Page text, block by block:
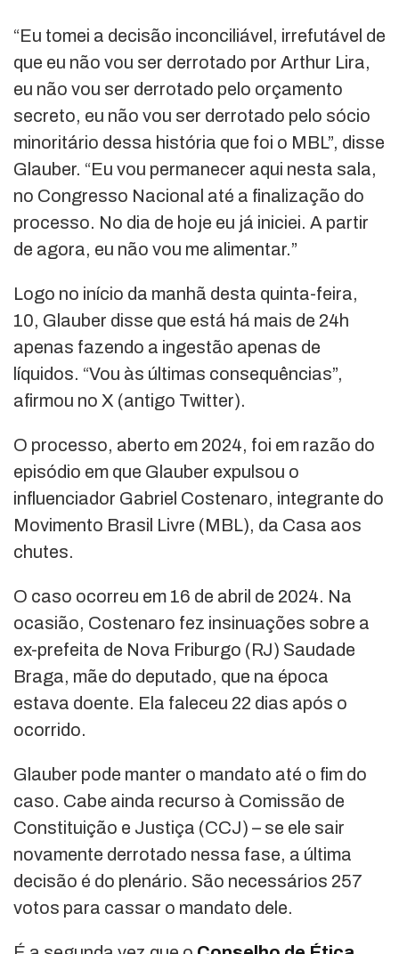
“Eu tomei a decisão inconciliável, irrefutável de
que eu não vou ser derrotado por Arthur Lira,
eu não vou ser derrotado pelo orçamento
secreto, eu não vou ser derrotado pelo sócio
minoritário dessa história que foi o MBL”, disse
Glauber. “Eu vou permanecer aqui nesta sala,
no Congresso Nacional até a finalização do
processo. No dia de hoje eu já iniciei. A partir
de agora, eu não vou me alimentar.”
Logo no início da manhã desta quinta-feira,
10, Glauber disse que está há mais de 24h
apenas fazendo a ingestão apenas de
líquidos. “Vou às últimas consequências”,
afirmou no X (antigo Twitter).
O processo, aberto em 2024, foi em razão do
episódio em que Glauber expulsou o
influenciador Gabriel Costenaro, integrante do
Movimento Brasil Livre (MBL), da Casa aos
chutes.
O caso ocorreu em 16 de abril de 2024. Na
ocasião, Costenaro fez insinuações sobre a
ex-prefeita de Nova Friburgo (RJ) Saudade
Braga, mãe do deputado, que na época
estava doente. Ela faleceu 22 dias após o
ocorrido.
Glauber pode manter o mandato até o fim do
caso. Cabe ainda recurso à Comissão de
Constituição e Justiça (CCJ) – se ele sair
novamente derrotado nessa fase, a última
decisão é do plenário. São necessários 257
votos para cassar o mandato dele.